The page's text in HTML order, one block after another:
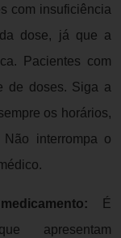
com insuficiência
dose, já que a
Pacientes com
de doses. Siga a
os horários,
interrompa o
É
apresentam